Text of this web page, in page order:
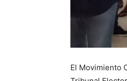
El Movimiento